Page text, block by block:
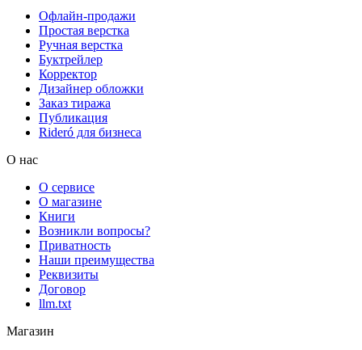
Офлайн-продажи
Простая верстка
Ручная верстка
Буктрейлер
Корректор
Дизайнер обложки
Заказ тиража
Публикация
Rideró для бизнеса
О нас
О сервисе
О магазине
Книги
Возникли вопросы?
Приватность
Наши преимущества
Реквизиты
Договор
llm.txt
Магазин